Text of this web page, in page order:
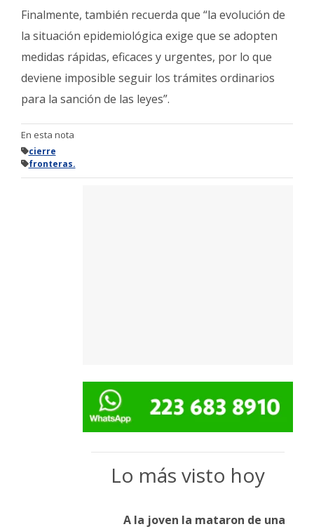
Finalmente, también recuerda que “la evolución de
la situación epidemiológica exige que se adopten
medidas rápidas, eficaces y urgentes, por lo que
deviene imposible seguir los trámites ordinarios
para la sanción de las leyes”.
En esta nota
cierre
fronteras.
Lo más visto hoy
A la joven la mataron de una